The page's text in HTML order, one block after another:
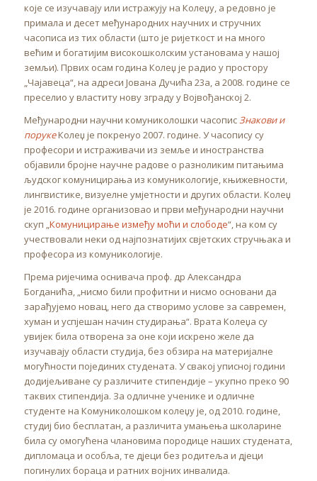
које се изучавају или истражују на Колеџу, а редовно је
примала и десет међународних научних и стручних
часописа из тих области (што је ријеткост и на много
већим и богатијим високошколским установама у нашој
земљи). Првих осам година Колеџ је радио у простору
„Чајавеца“, на адреси Јована Дучића 23а, а 2008. године се
преселио у властиту нову зграду у Војвођанској 2.
Међународни научни комуниколошки часопис Знакови и
порукеКолеџ је покренуо 2007. године. У часопису су
професори и истраживачи из земље и иностранства
објавили бројне научне радове о разноликим питањима
људског комуницирања из комуникологије, књижевности,
лингвистике, визуелне умјетности и других области. Колеџ
је 2016. године организовао и први међународни научни
скуп „ Комуницирање између моћи и слободе“, на ком су
учествовали неки од најпознатијих свјетских стручњака и
професора из комуникологије.
Према ријечима оснивача проф. др Александра
Богданића, „нисмо били профитни и нисмо основани да
зарађујемо новац, него да створимо услове за савремен,
хуман и успјешан начин студирања“. Врата Колеџа су
увијек била отворена за оне који искрено желе да
изучавају области студија, без обзира на материјалне
могућности појединих студената. У свакој уписној години
додијељиване су различите стипендије – укупно преко 90
таквих стипендија. За одличне ученике и одличне
студенте на Комуниколошком колеџу је, од 2010. године,
студиј био бесплатан, а различита умањења школарине
била су омогућена члановима породице наших студената,
дипломаца и особља, те дјеци без родитеља и дјеци
погинулих бораца и ратних војних инвалида.